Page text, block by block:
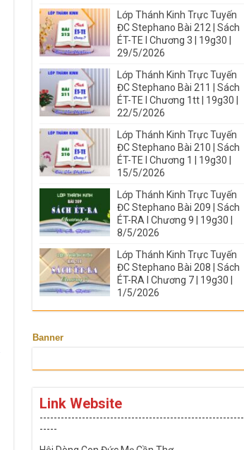
Lớp Thánh Kinh Trực Tuyến
ĐC Stephano Bài 212 | Sách
ÉT-TE I Chương 3 | 19g30 |
29/5/2026
Lớp Thánh Kinh Trực Tuyến
ĐC Stephano Bài 211 | Sách
ÉT-TE I Chương 1tt | 19g30 |
22/5/2026
Lớp Thánh Kinh Trực Tuyến
ĐC Stephano Bài 210 | Sách
ÉT-TE I Chương 1 | 19g30 |
15/5/2026
Lớp Thánh Kinh Trực Tuyến
ĐC Stephano Bài 209 | Sách
ÉT-RA I Chương 9 | 19g30 |
8/5/2026
Lớp Thánh Kinh Trực Tuyến
ĐC Stephano Bài 208 | Sách
ÉT-RA I Chương 7 | 19g30 |
1/5/2026
Banner
Link Website
----------------------------------------------------------
-----